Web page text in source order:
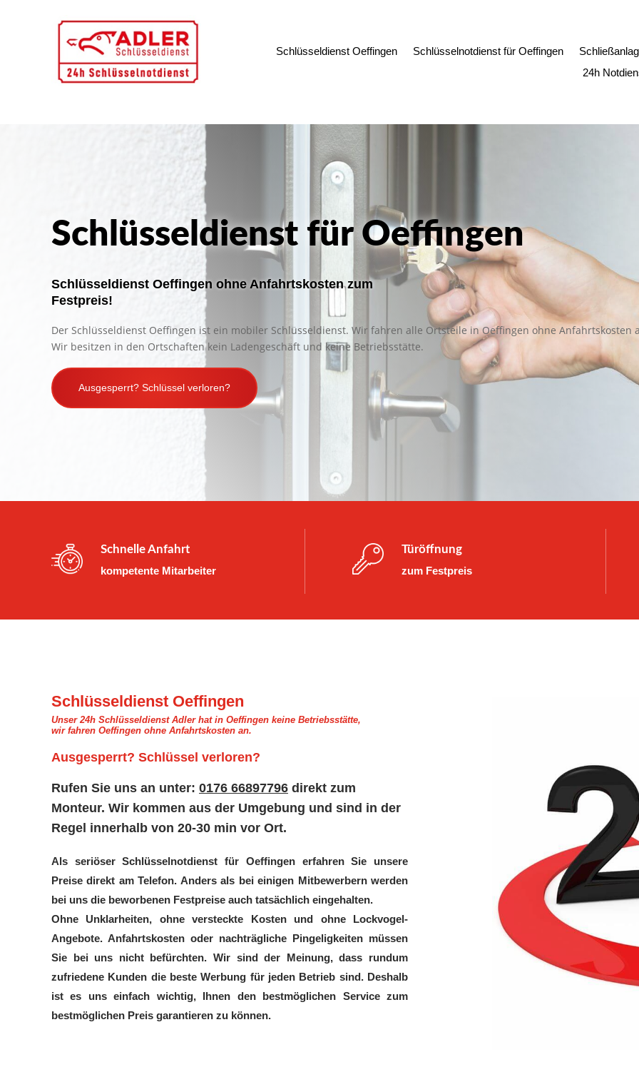
Schlüsseldienst Oeffingen Schlüsselnotdienst für Oeffingen
24h
Schlüsseldienst für Oeffingen
Schlüsseldienst Oeffingen ohne Anfahrtskosten zum
Festpreis!
Der Schlüsseldienst Oeffingen ist ein mobiler Schlüsseldienst. Wir fahren alle Ortsteile in Oeffingen ohne Anfahrtskosten
Wir besitzen in den Ortschaften kein Ladengeschäft und keine Betriebsstätte.
Ausgesperrt? Schlüssel verloren?
Schnelle Anfahrt
kompetente Mitarbeiter
Türöffnung
zum Festpreis
Schlüsseldienst Oeffingen
Unser 24h Schlüsseldienst Adler hat in Oeffingen keine Betriebsstätte,
wir fahren Oeffingen ohne Anfahrtskosten an.
Ausgesperrt? Schlüssel verloren?
Rufen Sie uns an unter: 0176 66897796 direkt zum
Monteur. Wir kommen aus der Umgebung und sind in der
Regel innerhalb von 20-30 min vor Ort.
Als seriöser Schlüsselnotdienst für Oeffingen erfahren Sie unsere
Preise direkt am Telefon. Anders als bei einigen Mitbewerbern werden
bei uns die beworbenen Festpreise auch tatsächlich eingehalten.
Ohne Unklarheiten, ohne versteckte Kosten und ohne Lockvogel-
Angebote. Anfahrtskosten oder nachträgliche Pingeligkeiten müssen
Sie bei uns nicht befürchten. Wir sind der Meinung, dass rundum
zufriedene Kunden die beste Werbung für jeden Betrieb sind. Deshalb
ist es uns einfach wichtig, Ihnen den bestmöglichen Service zum
bestmöglichen Preis garantieren zu können.